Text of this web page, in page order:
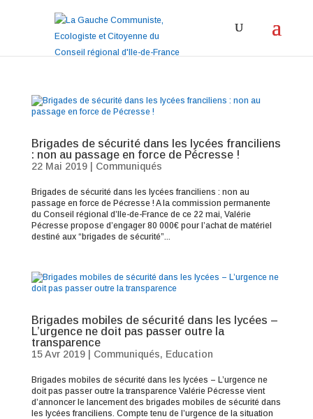
Brigades de sécurité dans les lycées franciliens
: non au passage en force de Pécresse !
22 Mai 2019| Communiqués
Brigades de sécurité dans les lycées franciliens : non au
passage en force de Pécresse ! A la commission permanente
du Conseil régional d’Ile-de-France de ce 22 mai, Valérie
Pécresse propose d’engager 80 000€ pour l’achat de matériel
destiné aux “brigades de sécurité”...
Brigades mobiles de sécurité dans les lycées –
L’urgence ne doit pas passer outre la
transparence
15 Avr 2019| Communiqués, Education
Brigades mobiles de sécurité dans les lycées – L’urgence ne
doit pas passer outre la transparence Valérie Pécresse vient
d’annoncer le lancement des brigades mobiles de sécurité dans
les lycées franciliens. Compte tenu de l’urgence de la situation